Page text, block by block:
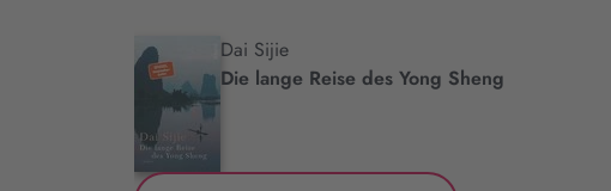
Dai Sijie
Die lange Reise des Yong Sheng